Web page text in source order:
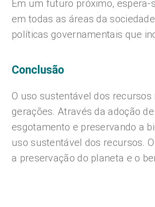
Em um futuro próximo,
em todas as áreas da
políticas governamentais que
Conclusão
O uso sustentável dos
gerações. Através da adoção
esgotamento e preservando a
uso sustentável dos recursos.
a preservação do planeta e o